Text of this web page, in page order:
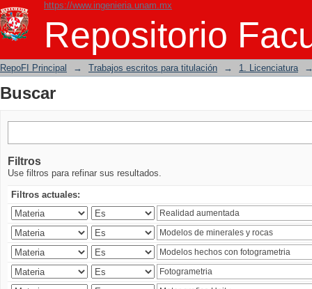
https://www.ingenieria.unam.mx
Repositorio
Buscar
RepoFI Principal → Trabajos escritos para titulación → 1. Licenciatura
Buscar
Filtros
Use filtros para refinar sus resultados.
Filtros actuales: